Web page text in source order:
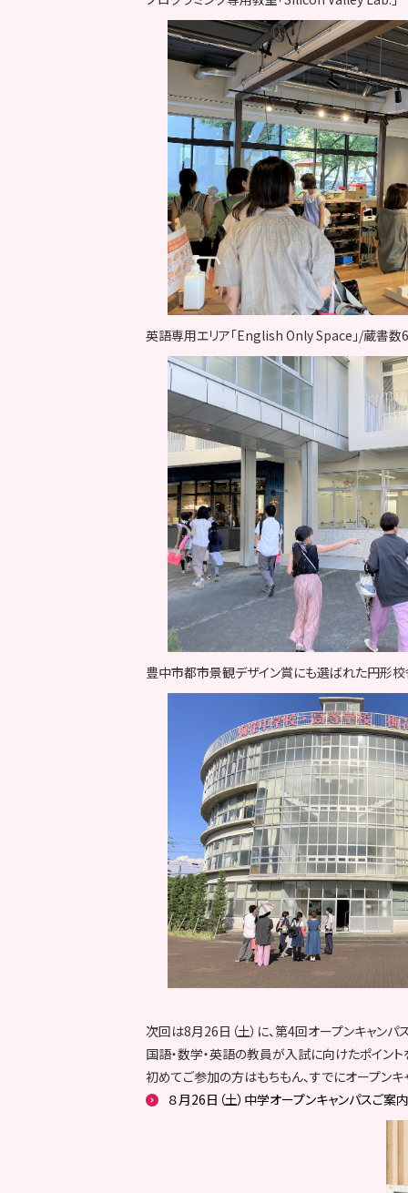
英語専用エリア「English Only Space」/蔵書数
豊中市都市景観デザイン賞にも選ばれた円形
次回は8月26日（土）に、第4回オープンキャンパ
国語・数学・英語の教員が入試に向けたポイント
初めてご参加の方はもちもん、すでにオープン
８月26日（土）中学オープンキャンパスご案